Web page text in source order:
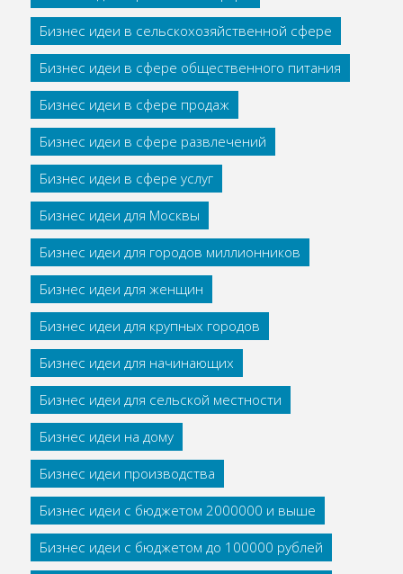
Бизнес идеи в сельскохозяйственной сфере
Бизнес идеи в сфере общественного питания
Бизнес идеи в сфере продаж
Бизнес идеи в сфере развлечений
Бизнес идеи в сфере услуг
Бизнес идеи для Москвы
Бизнес идеи для городов миллионников
Бизнес идеи для женщин
Бизнес идеи для крупных городов
Бизнес идеи для начинающих
Бизнес идеи для сельской местности
Бизнес идеи на дому
Бизнес идеи производства
Бизнес идеи с бюджетом 2000000 и выше
Бизнес идеи с бюджетом до 100000 рублей